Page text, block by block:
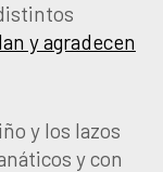
y agradecen
y los lazos
y con